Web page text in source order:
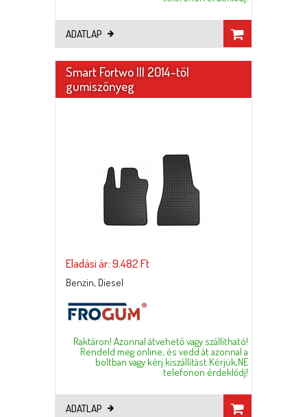
ADATLAP
Smart Fortwo III 2014-től
gumiszőnyeg
Eladási ár: 9.482 Ft
Benzin, Diesel
Raktáron! Azonnal átvehető vagy szállítható!
Rendeld meg online, és vedd át azonnal a
boltban vagy kérj kiszállítást.Kérjük,NE
telefonon érdeklődj!
ADATLAP